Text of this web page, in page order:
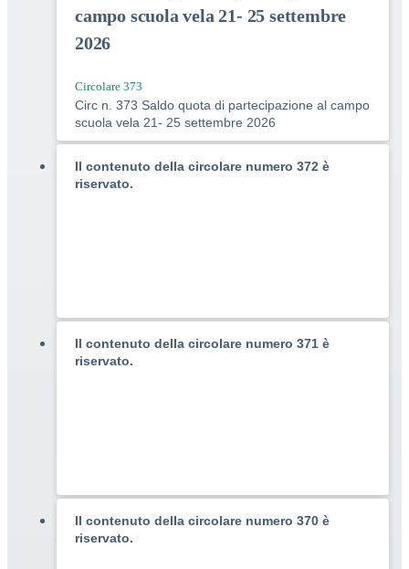
campo scuola vela 21- 25 settembre
2026
Circolare 373
Circ n. 373 Saldo quota di partecipazione al campo
scuola vela 21- 25 settembre 2026
Il contenuto della circolare numero 372 è
riservato.
Il contenuto della circolare numero 371 è
riservato.
Il contenuto della circolare numero 370 è
riservato.